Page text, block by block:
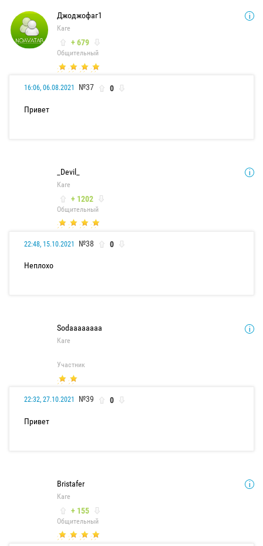
Джоджофаг1
Каге
+ 679
Общительный
16:06, 06.08.2021 №37 0
Привет
_Devil_
Каге
+ 1202
Общительный
22:48, 15.10.2021 №38 0
Неплохо
Sodaaaaaaaa
Каге
Участник
22:32, 27.10.2021 №39 0
Привет
Bristafer
Каге
+ 155
Общительный